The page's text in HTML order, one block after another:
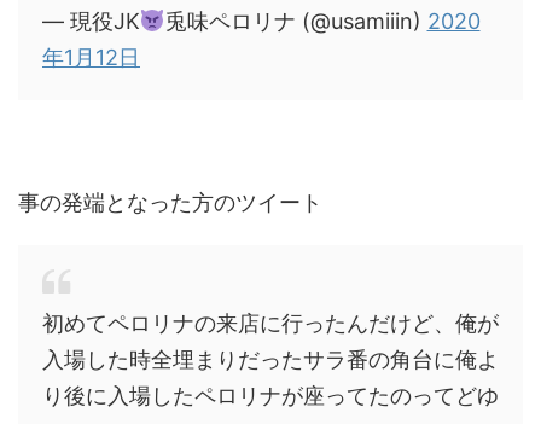
— 現役JK 兎味ペロリナ (@usamiiin) 2020
年1月12日
事の発端となった方のツイート
初めてペロリナの来店に行ったんだけど、俺が
入場した時全埋まりだったサラ番の角台に俺よ
り後に入場したペロリナが座ってたのってどゆ